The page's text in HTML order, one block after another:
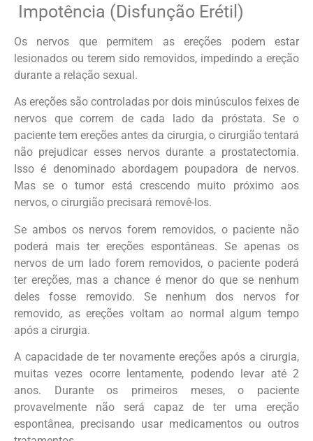
Impotência (Disfunção Erétil)
Os nervos que permitem as ereções podem estar
lesionados ou terem sido removidos, impedindo a ereção
durante a relação sexual.
As ereções são controladas por dois minúsculos feixes de
nervos que correm de cada lado da próstata. Se o
paciente tem ereções antes da cirurgia, o cirurgião tentará
não prejudicar esses nervos durante a prostatectomia.
Isso é denominado abordagem poupadora de nervos.
Mas se o tumor está crescendo muito próximo aos
nervos, o cirurgião precisará removê-los.
Se ambos os nervos forem removidos, o paciente não
poderá mais ter ereções espontâneas. Se apenas os
nervos de um lado forem removidos, o paciente poderá
ter ereções, mas a chance é menor do que se nenhum
deles fosse removido. Se nenhum dos nervos for
removido, as ereções voltam ao normal algum tempo
após a cirurgia.
A capacidade de ter novamente ereções após a cirurgia,
muitas vezes ocorre lentamente, podendo levar até 2
anos. Durante os primeiros meses, o paciente
provavelmente não será capaz de ter uma ereção
espontânea, precisando usar medicamentos ou outros